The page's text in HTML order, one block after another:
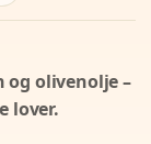
og olivenolje –
lover.